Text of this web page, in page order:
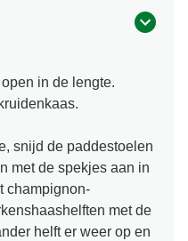
in de lengte.
snijd de paddestoelen
met de spekjes aan in
champignon-
met de
helft er weer op en